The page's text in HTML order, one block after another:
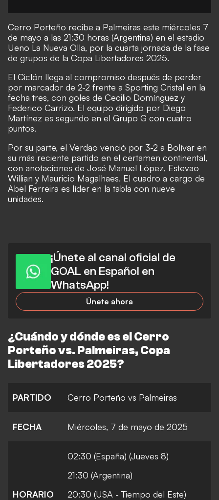
Cerro Porteño recibe a Palmeiras este miércoles 7
de mayo a las 21:30 horas (Argentina) en el estadio
Ueno La Nueva Olla, por la cuarta jornada de la fase
de grupos de la Copa Libertadores 2025.
El Ciclón llega al compromiso después de perder
por marcador de 2-2 frente a Sporting Cristal en la
fecha tres, con goles de Cecilio Domínguez y
Federico Carrizo. El equipo dirigido por Diego
Martínez es segundo en el Grupo G con cuatro
puntos.
Por su parte, el Verdao venció por 3-2 a Bolívar en
su más reciente partido en el certamen continental,
con anotaciones de José Manuel López, Estevao
Willian y Mauricio Magalhaes. El cuadro a cargo de
Abel Ferreira es líder en la tabla con nueve
unidades.
¡Únete al canal oficial de
GOAL en Español en
WhatsApp!
Únete ahora
¿Cuándo y dónde es el Cerro
Porteño vs. Palmeiras, Copa
Libertadores 2025?
PARTIDO Cerro Porteño vs Palmeiras
FECHA Miércoles, 7 de mayo de 2025
HORARIO
02:30 (España) (Jueves 8)
21:30 (Argentina)
20:30 (USA - Tiempo del Este)